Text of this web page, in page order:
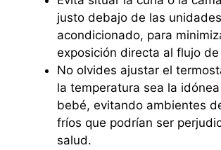
justo debajo de las
acondicionado, para
exposición directa al flujo de
No olvides ajustar el
la temperatura sea la
bebé, evitando ambientes
fríos que podrían ser
salud.